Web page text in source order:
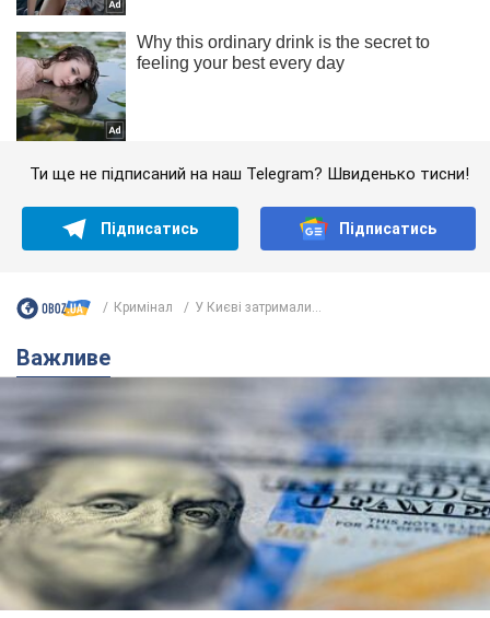
Ти ще не підписаний на наш Telegram? Швиденько тисни!
Підписатись Підписатись
Кримінал У Києві затримали...
Важливе